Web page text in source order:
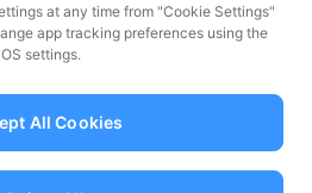
at any time from "Cookie Settings"
app tracking preferences using the
settings.
All Cookies